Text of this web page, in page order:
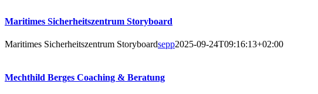
Mari­ti­mes Sicher­heits­zen­trum Storyboard
Mari­ti­mes Sicher­heits­zen­trum Storyboardsepp2025-09-24T09:16:13+02:00
Mecht­hild Ber­ges Coa­ching & Beratung